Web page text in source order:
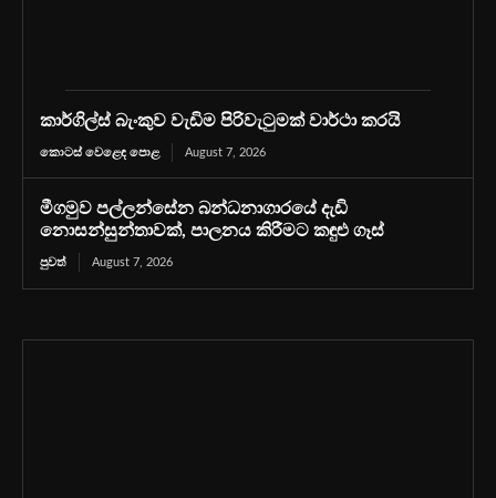
කාර්ගිල්ස් බැංකුව වැඩිම පිරිවැටුමක් වාර්ථා කරයි
කොටස් වෙළෙඳ පොළ August 7, 2026
මීගමුව පල්ලන්සේන බන්ධනාගාරයේ දැඩි
නොසන්සුන්තාවක්, පාලනය කිරීමට කඳුළු ගෑස්
පුවත් August 7, 2026